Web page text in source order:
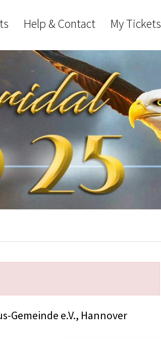
Help & Contact My Tickets
Gemeinde e.V., Hannover